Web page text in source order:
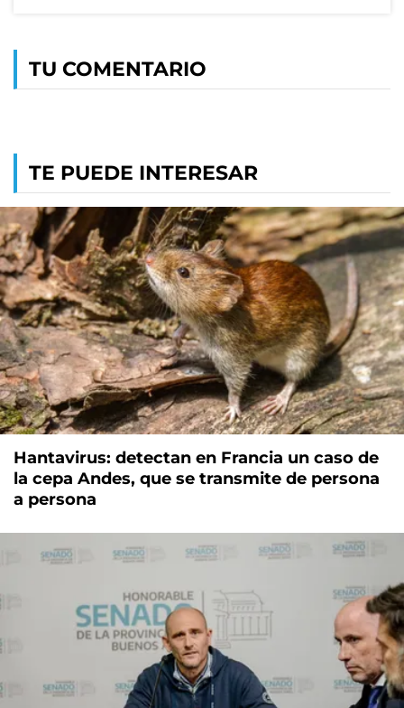
TU COMENTARIO
TE PUEDE INTERESAR
Hantavirus: detectan en Francia un caso de
la cepa Andes, que se transmite de persona
a persona